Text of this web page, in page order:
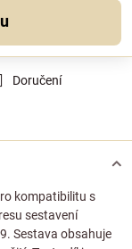
Doručení
kompatibilitu s
sestavení
Sestava obsahuje